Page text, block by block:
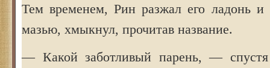
Тем временем, Рин разжал его ладонь и
мазью, хмыкнул, прочитав название.
— Какой заботливый парень, — спустя